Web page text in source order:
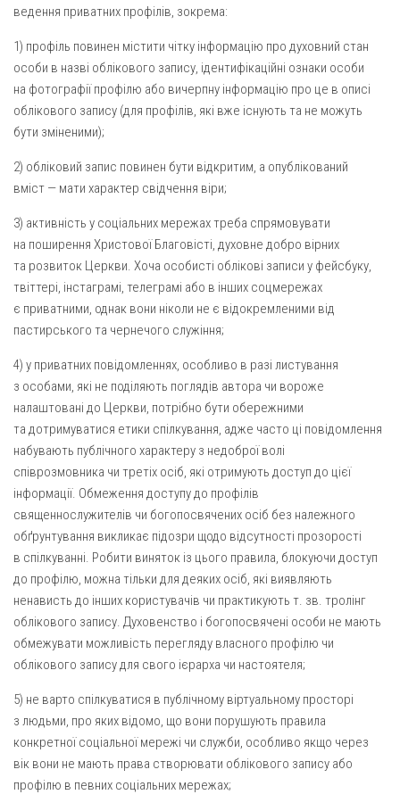
ведення приватних профілів, зокрема:
1) профіль повинен містити чітку інформацію про духовний стан
особи в назві облікового запису, ідентифікаційні ознаки особи
на фотографії профілю або вичерпну інформацію про це в описі
облікового запису (для профілів, які вже існують та не можуть
бути зміненими);
2) обліковий запис повинен бути відкритим, а опублікований
вміст — мати характер свідчення віри;
3) активність у соціальних мережах треба спрямовувати
на поширення Христової Благовісті, духовне добро вірних
та розвиток Церкви. Хоча особисті облікові записи у фейсбуку,
твіттері, інстаграмі, телеграмі або в інших соцмережах
є приватними, однак вони ніколи не є відокремленими від
пастирського та чернечого служіння;
4) у приватних повідомленнях, особливо в разі листування
з особами, які не поділяють поглядів автора чи вороже
налаштовані до Церкви, потрібно бути обережними
та дотримуватися етики спілкування, адже часто ці повідомлення
набувають публічного характеру з недоброї волі
співрозмовника чи третіх осіб, які отримують доступ до цієї
інформації. Обмеження доступу до профілів
священнослужителів чи богопосвячених осіб без належного
обґрунтування викликає підозри щодо відсутності прозорості
в спілкуванні. Робити виняток із цього правила, блокуючи доступ
до профілю, можна тільки для деяких осіб, які виявляють
ненависть до інших користувачів чи практикують т. зв. тролінг
облікового запису. Духовенство і богопосвячені особи не мають
обмежувати можливість перегляду власного профілю чи
облікового запису для свого ієрарха чи настоятеля;
5) не варто спілкуватися в публічному віртуальному просторі
з людьми, про яких відомо, що вони порушують правила
конкретної соціальної мережі чи служби, особливо якщо через
вік вони не мають права створювати облікового запису або
профілю в певних соціальних мережах;